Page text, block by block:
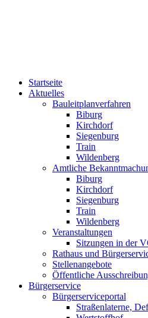
Startseite
Aktuelles
Bauleitplanverfahren
Biburg
Kirchdorf
Siegenburg
Train
Wildenberg
Amtliche
Biburg
Kirchdorf
Siegenburg
Train
Wildenberg
Veranstaltungen
Sitzungen in der
Rathaus und
Stellenangebote
Öffentliche
Bürgerservice
Bürgerserviceportal
Straßenlaterne,